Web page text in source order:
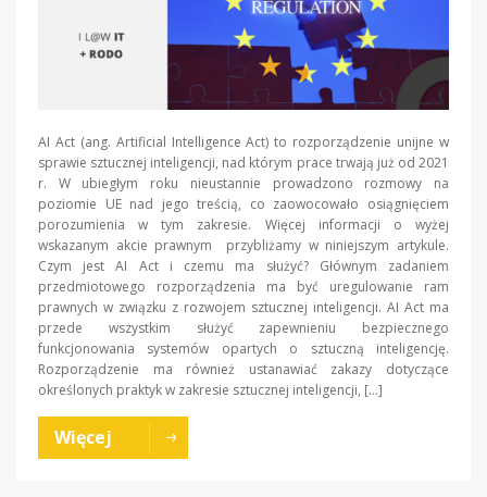
AI Act (ang. Artificial Intelligence Act) to rozporządzenie unijne w
sprawie sztucznej inteligencji, nad którym prace trwają już od 2021
r. W ubiegłym roku nieustannie prowadzono rozmowy na
poziomie UE nad jego treścią, co zaowocowało osiągnięciem
porozumienia w tym zakresie. Więcej informacji o wyżej
wskazanym akcie prawnym przybliżamy w niniejszym artykule.
Czym jest AI Act i czemu ma służyć? Głównym zadaniem
przedmiotowego rozporządzenia ma być uregulowanie ram
prawnych w związku z rozwojem sztucznej inteligencji. AI Act ma
przede wszystkim służyć zapewnieniu bezpiecznego
funkcjonowania systemów opartych o sztuczną inteligencję.
Rozporządzenie ma również ustanawiać zakazy dotyczące
określonych praktyk w zakresie sztucznej inteligencji, […]
Więcej